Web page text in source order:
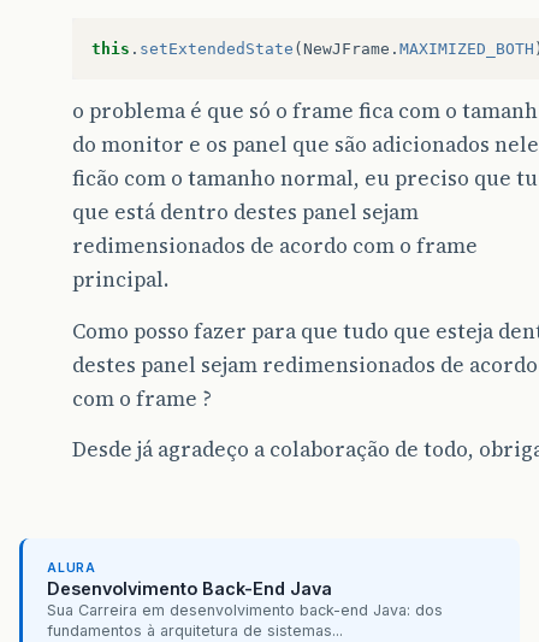
this . setExtendedState ( NewJFrame . MAXIMIZED_BOTH
o problema é que só o frame fica com o
do monitor e os panel que são adicionados nele
ficão com o tamanho normal, eu preciso que
que está dentro destes panel sejam
redimensionados de acordo com o frame
principal.
Como posso fazer para que tudo que esteja
destes panel sejam redimensionados de acordo
com o frame ?
Desde já agradeço a colaboração de todo,
ALURA
Desenvolvimento Back-End Java
Sua Carreira em desenvolvimento back-end Java: dos
fundamentos à arquitetura de sistemas...